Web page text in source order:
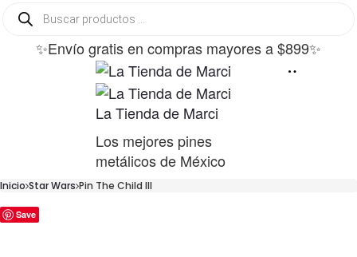
Búsqueda
de
✨Envío gratis en compras mayores a $899✨
La Tienda de Marci
Los mejores pines
metálicos de México
Inicio Star Wars Pin The Child III
Save